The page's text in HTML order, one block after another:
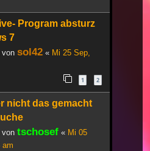
Program absturz
7
von sol42 « Mi 25 Sep,
1 2
nicht das gemacht
von tschosef « Mi 05
am